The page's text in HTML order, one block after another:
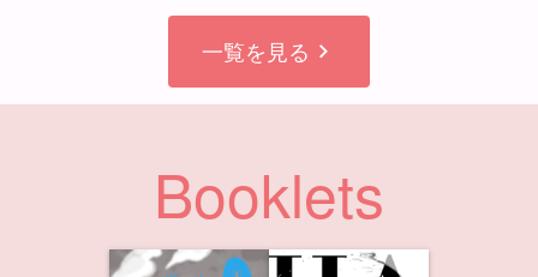
一覧を見る chevron_right
Booklets